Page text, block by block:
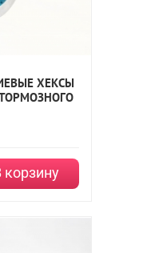
ХЕКСЫ
корзину